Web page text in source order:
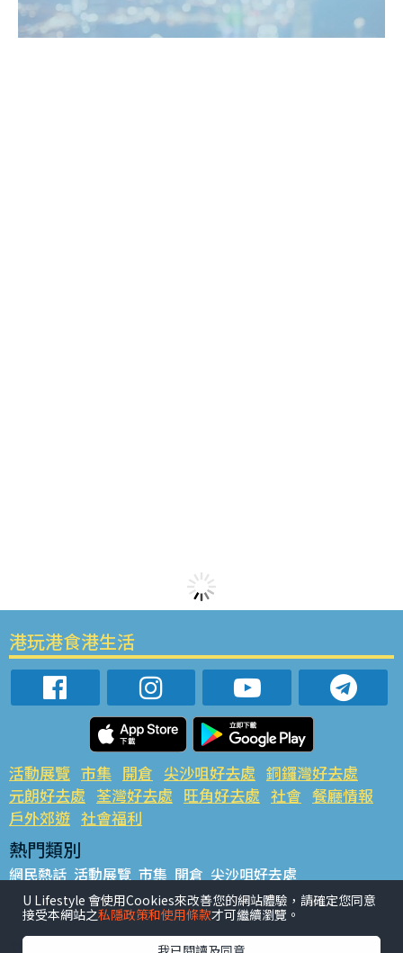
港玩港食港生活
活動展覽 市集 開倉 尖沙咀好去處 銅鑼灣好去處
元朗好去處 荃灣好去處 旺角好去處 社會 餐廳情報
戶外郊遊 社會福利
熱門類別
網民熱話 活動展覽 市集 開倉 尖沙咀好去處
銅鑼灣好去處 元朗好去處 荃灣好去處 旺角好去處 社會
餐廳情報 戶外郊遊
U Lifestyle 會使用Cookies來改善您的網站體驗，請確定您同意
接受本網站之私隱政策和使用條款才可繼續瀏覽。